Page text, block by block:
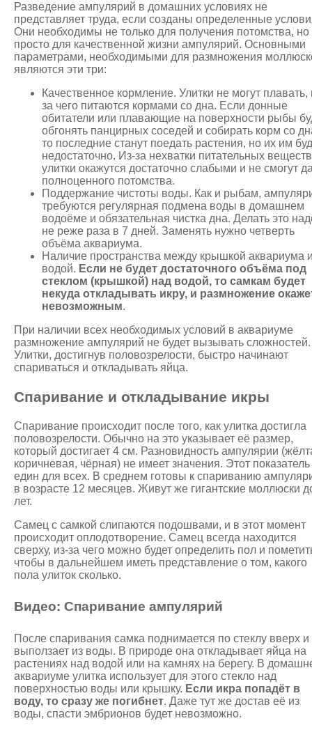
Разведение ампулярий в домашних условиях не
представляет труда, если созданы определенные
Они необходимы не только для получения потомства, но
просто для качественной жизни ампулярий. Основными
параметрами, необходимыми для размножения
являются эти три:
Качественное кормление. Улитки не могут плавать,
за чего питаются кормами со дна. Если донные
обитатели или плавающие на поверхности рыбы
обгонять панцирных соседей и собирать корм со
то последние станут поедать растения, но их им
недостаточно. Из-за нехватки питательных веществ
улитки окажутся достаточно слабыми и не смогут
полноценного потомства.
Поддержание чистоты воды. Как и рыбам,
требуются регулярная подмена воды в домашнем
водоёме и обязательная чистка дна. Делать это
не реже раза в 7 дней. Заменять нужно четверть
объёма аквариума.
Наличие пространства между крышкой аквариума
водой. Если не будет достаточного объёма под
стеклом (крышкой) над водой, то самкам будет
некуда откладывать икру, и размножение
невозможным.
При наличии всех необходимых условий в аквариуме
размножение ампулярий не будет вызывать сложностей.
Улитки, достигнув половозрелости, быстро начинают
спариваться и откладывать яйца.
Спаривание и откладывание икры
Спаривание происходит после того, как улитка достигла
половозрелости. Обычно на это указывает её размер,
который достигает 4 см. Разновидность ампулярии
коричневая, чёрная) не имеет значения. Этот показатель
един для всех. В среднем готовы к спариванию
в возрасте 12 месяцев. Живут же гигантские моллюски
лет.
Самец с самкой слипаются подошвами, и в этот момент
происходит оплодотворение. Самец всегда находится
сверху, из-за чего можно будет определить пол и
чтобы в дальнейшем иметь представление о том, какого
пола улиток сколько.
Видео: Спаривание ампулярий
После спаривания самка поднимается по стеклу вверх и
выползает из воды. В природе она откладывает яйца на
растениях над водой или на камнях на берегу. В
аквариуме улитка использует для этого стекло над
поверхностью воды или крышку. Если икра попадёт в
воду, то сразу же погибнет. Даже тут же достав её из
воды, спасти эмбрионов будет невозможно.